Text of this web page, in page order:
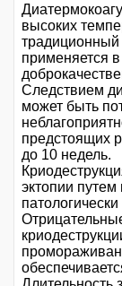
высоких
применяется
Следствием
может быть
предстоящих
до 10 недель.
эктопии путем